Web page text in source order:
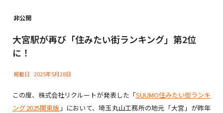
非公開
大宮駅が再び「住みたい街ランキング」第2位
に！
掲載日 2025年5月28日
この度、株式会社リクルートが発表した「SUUMO住みたい街ランキ
ング2025関東版 」において、埼玉丸山工務所の地元「大宮」が昨年